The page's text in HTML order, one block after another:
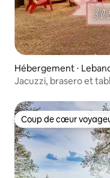
Hébergement ⋅
Jacuzzi, brasero et
Coup de cœur
Coup de cœur